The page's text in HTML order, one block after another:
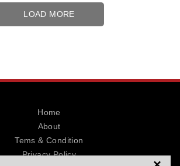
LOAD MORE
Home
About
Tems & Condition
Privacy Policy